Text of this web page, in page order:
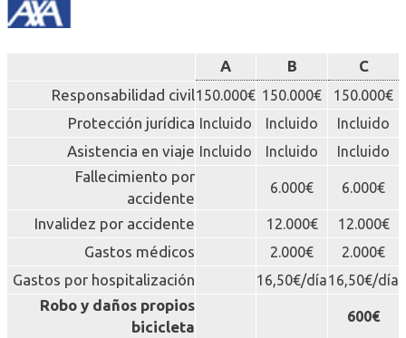
A B
C
Responsabilidad civil150.000€ 150.000€ 150.000€
Protección jurídica Incluido Incluido Incluido
Asistencia en viaje Incluido Incluido Incluido
Fallecimiento por
accidente
6.000€ 6.000€
Invalidez por accidente 12.000€ 12.000€
Gastos médicos 2.000€ 2.000€
Gastos por hospitalización 16,50€/día16,50€/día
Robo y daños propios
bicicleta
600€